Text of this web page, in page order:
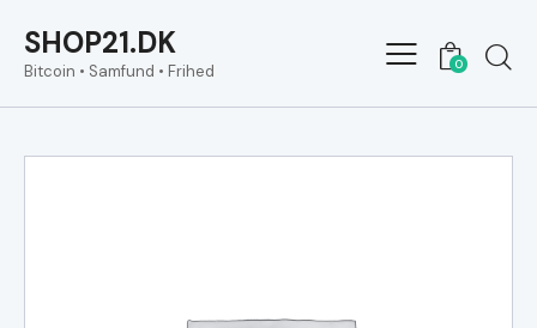
SHOP21.DK
Bitcoin • Samfund • Frihed 0